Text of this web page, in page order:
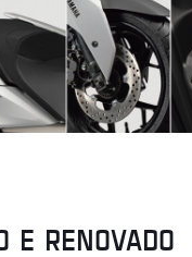
E RENOVADO